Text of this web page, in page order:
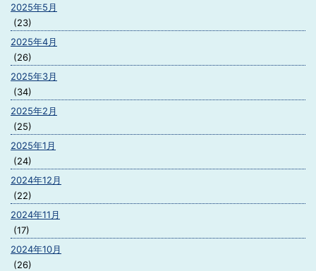
2025年5月
(23)
2025年4月
(26)
2025年3月
(34)
2025年2月
(25)
2025年1月
(24)
2024年12月
(22)
2024年11月
(17)
2024年10月
(26)